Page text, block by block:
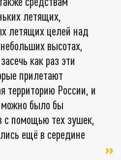
летящих,
летящих целей над
высотах,
как раз эти
прилетают
территорию России, и
было бы
с помощью тех зушек,
ещё в середине